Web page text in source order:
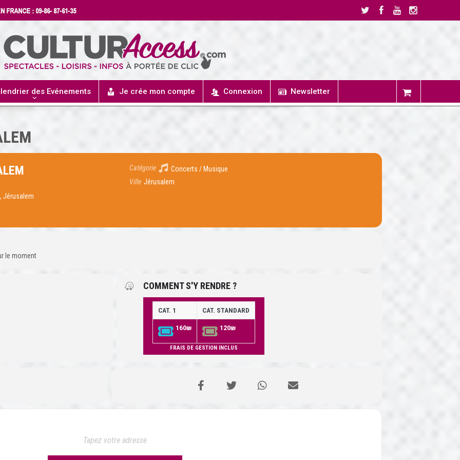
des Evénements Je crée mon compte Connexion Newsletter
Jérusalem
Catégorie
Concerts / Musique
Ville Jérusalem
le moment
COMMENT S'Y RENDRE ?
CAT. 1 CAT. STANDARD
160₪ 120₪
FRAIS DE GESTION INCLUS